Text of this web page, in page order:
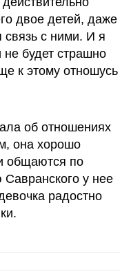
двое детей, даже
связь с ними. И я
будет страшно
к этому отношусь
об отношениях
она хорошо
общаются по
у нее
радостно